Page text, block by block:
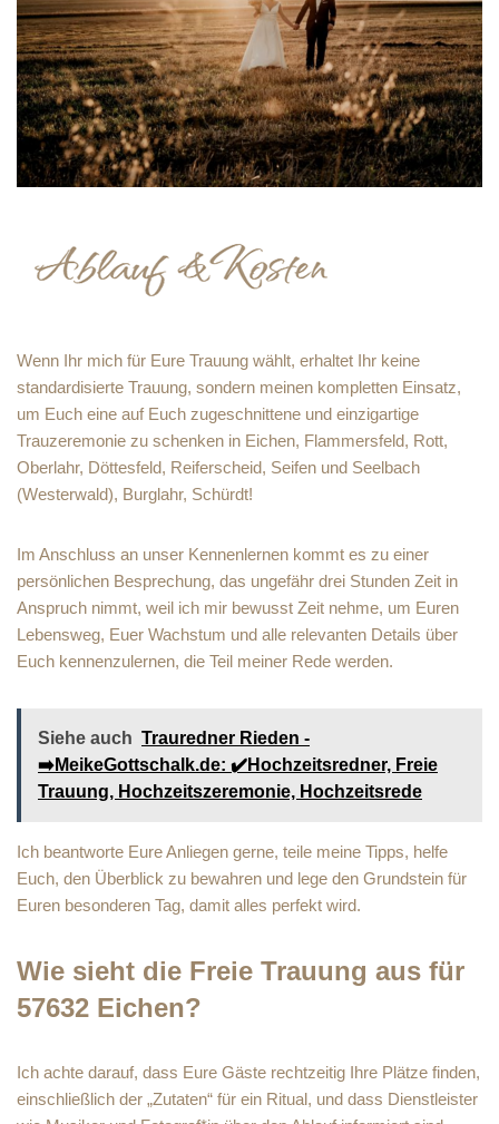
Wenn Ihr mich für Eure Trauung wählt, erhaltet Ihr keine
standardisierte Trauung, sondern meinen kompletten Einsatz,
um Euch eine auf Euch zugeschnittene und einzigartige
Trauzeremonie zu schenken in Eichen, Flammersfeld, Rott,
Oberlahr, Döttesfeld, Reiferscheid, Seifen und Seelbach
(Westerwald), Burglahr, Schürdt!
Im Anschluss an unser Kennenlernen kommt es zu einer
persönlichen Besprechung, das ungefähr drei Stunden Zeit in
Anspruch nimmt, weil ich mir bewusst Zeit nehme, um Euren
Lebensweg, Euer Wachstum und alle relevanten Details über
Euch kennenzulernen, die Teil meiner Rede werden.
Siehe auch Trauredner Rieden -
➡️MeikeGottschalk.de: ✔️Hochzeitsredner, Freie
Trauung, Hochzeitszeremonie, Hochzeitsrede
Ich beantworte Eure Anliegen gerne, teile meine Tipps, helfe
Euch, den Überblick zu bewahren und lege den Grundstein für
Euren besonderen Tag, damit alles perfekt wird.
Wie sieht die Freie Trauung aus für
57632 Eichen?
Ich achte darauf, dass Eure Gäste rechtzeitig Ihre Plätze finden,
einschließlich der „Zutaten“ für ein Ritual, und dass Dienstleister